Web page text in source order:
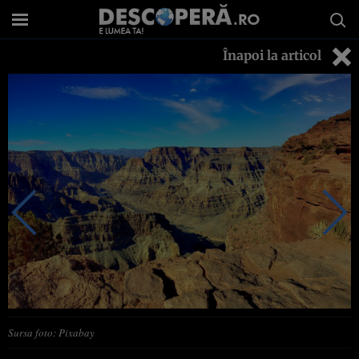
Înapoi la articol
Sursa foto: Pixabay